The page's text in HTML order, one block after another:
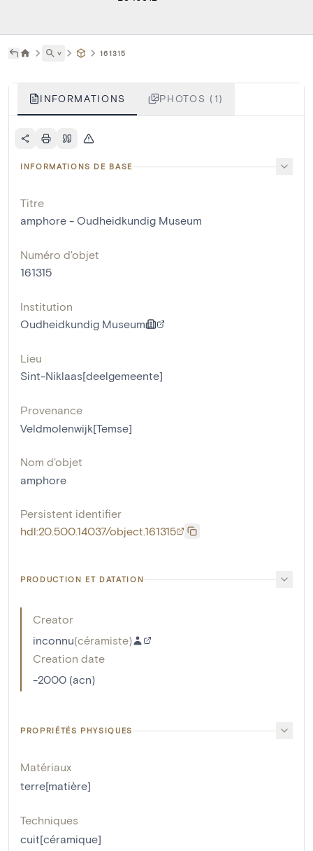
˅ 161315
INFORMATIONS PHOTOS (1)
INFORMATIONS DE BASE
Titre
amphore - Oudheidkundig Museum
Numéro d'objet
161315
Institution
Oudheidkundig Museum
Lieu
Sint-Niklaas[deelgemeente]
Provenance
Veldmolenwijk[Temse]
Nom d'objet
amphore
Persistent identifier
hdl:20.500.14037/object.161315
PRODUCTION ET DATATION
Creator
inconnu(céramiste)
Creation date
-2000 (acn)
PROPRIÉTÉS PHYSIQUES
Matériaux
terre[matière]
Techniques
cuit[céramique]